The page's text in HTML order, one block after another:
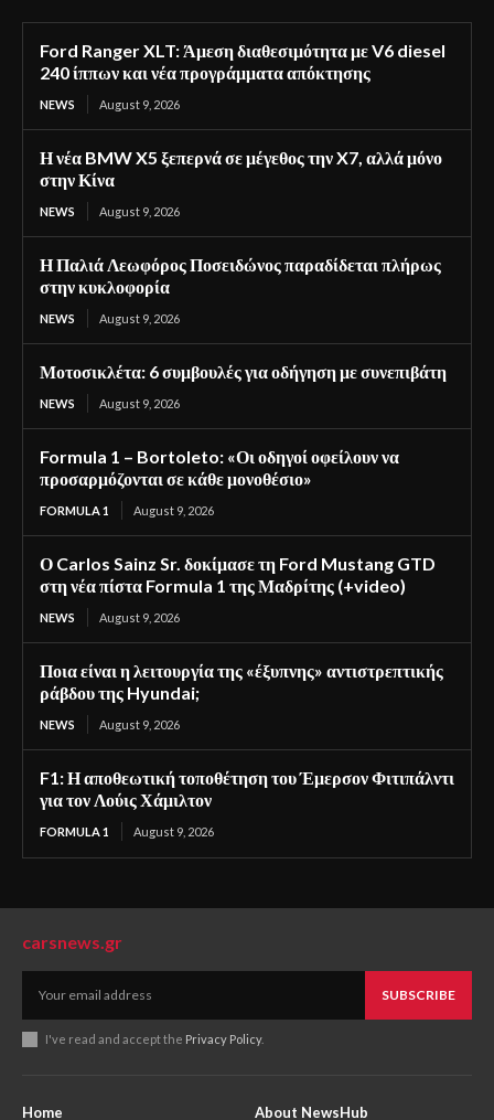
Ford Ranger XLT: Άμεση διαθεσιμότητα με V6 diesel
240 ίππων και νέα προγράμματα απόκτησης
NEWS August 9, 2026
Η νέα BMW X5 ξεπερνά σε μέγεθος την X7, αλλά μόνο
στην Κίνα
NEWS August 9, 2026
Η Παλιά Λεωφόρος Ποσειδώνος παραδίδεται πλήρως
στην κυκλοφορία
NEWS August 9, 2026
Μοτοσικλέτα: 6 συμβουλές για οδήγηση με συνεπιβάτη
NEWS August 9, 2026
Formula 1 – Bortoleto: «Οι οδηγοί οφείλουν να
προσαρμόζονται σε κάθε μονοθέσιο»
FORMULA 1 August 9, 2026
Ο Carlos Sainz Sr. δοκίμασε τη Ford Mustang GTD
στη νέα πίστα Formula 1 της Μαδρίτης (+video)
NEWS August 9, 2026
Ποια είναι η λειτουργία της «έξυπνης» αντιστρεπτικής
ράβδου της Hyundai;
NEWS August 9, 2026
F1: Η αποθεωτική τοποθέτηση του Έμερσον Φιτιπάλντι
για τον Λούις Χάμιλτον
FORMULA 1 August 9, 2026
carsnews.gr
SUBSCRIBE
I've read and accept the Privacy Policy.
Home About NewsHub